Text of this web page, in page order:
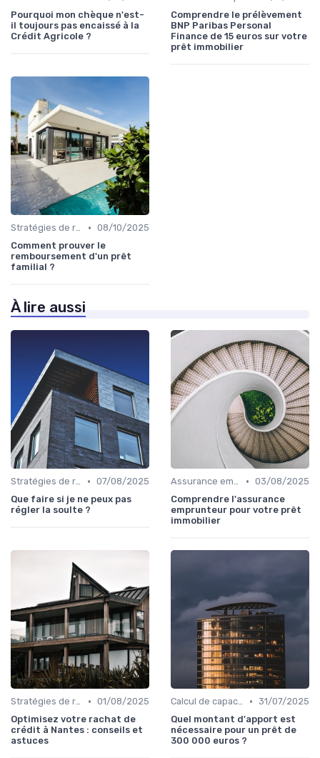
Pourquoi mon chèque n'est-
il toujours pas encaissé à la
Crédit Agricole ?
Comprendre le prélèvement
BNP Paribas Personal
Finance de 15 euros sur votre
prêt immobilier
Stratégies de remboursement • 08/10/2025
Comment prouver le
remboursement d'un prêt
familial ?
À lire aussi
Stratégies de remboursement • 07/08/2025
Que faire si je ne peux pas
régler la soulte ?
Assurance emprunteur • 03/08/2025
Comprendre l'assurance
emprunteur pour votre prêt
immobilier
Stratégies de remboursement • 01/08/2025
Optimisez votre rachat de
crédit à Nantes : conseils et
astuces
Calcul de capacité d'emprunt • 31/07/2025
Quel montant d'apport est
nécessaire pour un prêt de
300 000 euros ?